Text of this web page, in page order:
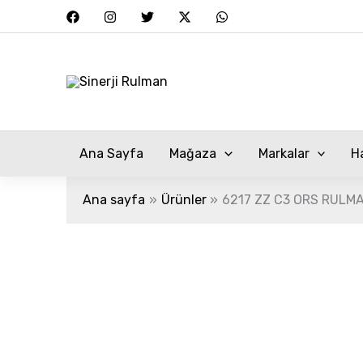
atla
Ana Sayfa Mağaza Markalar
Ana sayfa Ürünler 6217 ZZ C3 ORS